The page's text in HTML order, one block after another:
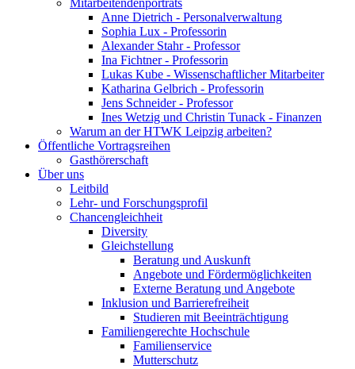
Anne Dietrich - Personalverwaltung
Sophia Lux - Professorin
Alexander Stahr - Professor
Ina Fichtner - Professorin
Lukas Kube - Wissenschaftlicher Mitarbeiter
Katharina Gelbrich - Professorin
Jens Schneider - Professor
Ines Wetzig und Christin Tunack - Finanzen
Warum an der HTWK Leipzig arbeiten?
Öffentliche Vortragsreihen
Gasthörerschaft
Über uns
Leitbild
Lehr- und Forschungsprofil
Chancengleichheit
Diversity
Gleichstellung
Beratung und Auskunft
Angebote und Fördermöglichkeiten
Externe Beratung und Angebote
Inklusion und Barrierefreiheit
Studieren mit Beeinträchtigung
Familiengerechte Hochschule
Familienservice
Mutterschutz